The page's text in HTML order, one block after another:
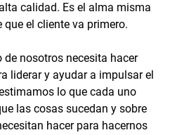
calidad. Es el alma misma
el cliente va primero.
nosotros necesita hacer
liderar y ayudar a impulsar el
lo que cada uno
las cosas sucedan y sobre
hacer para hacernos